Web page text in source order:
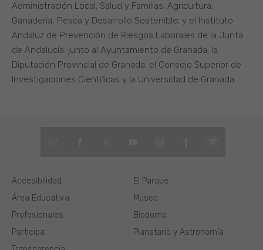
Administración Local; Salud y Familias; Agricultura,
Ganadería, Pesca y Desarrollo Sostenible; y el Instituto
Andaluz de Prevención de Riesgos Laborales de la Junta
de Andalucía; junto al Ayuntamiento de Granada; la
Diputación Provincial de Granada; el Consejo Superior de
Investigaciones Científicas y la Universidad de Granada.
El Parque
Museo
Biodomo
Planetario y Astronomía
Área Educativa
Profesionales
Participa
Accesibilidad